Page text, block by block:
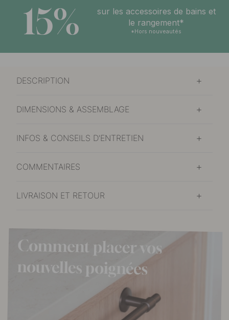
15%
sur les accessoires de bains et
le rangement*
*Hors nouveautés
DESCRIPTION
DIMENSIONS & ASSEMBLAGE
INFOS & CONSEILS D'ENTRETIEN
COMMENTAIRES
LIVRAISON ET RETOUR